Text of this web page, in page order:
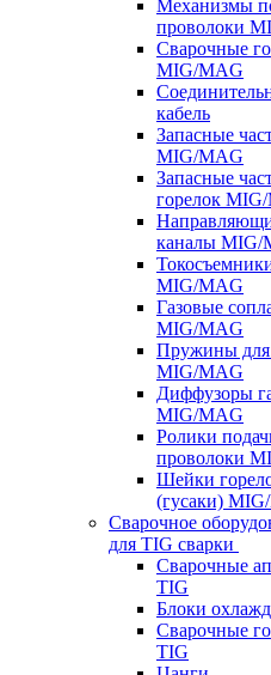
Механизмы
проволоки
Сварочные
MIG/MAG
кабель
Запасные
MIG/MAG
Запасные
горелок
каналы MIG/
MIG/MAG
Газовые
MIG/MAG
Пружины для
MIG/MAG
Диффузоры
MIG/MAG
Ролики
проволоки
Шейки
(гусаки)
Сварочное
для TIG сварки
Сварочные
TIG
Блоки
Сварочные
TIG